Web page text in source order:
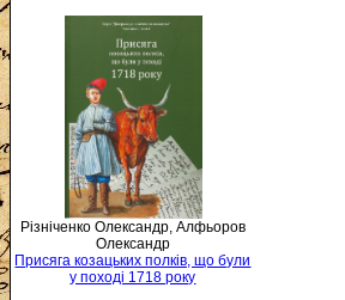
Різніченко Олександр, Алфьоров
Олександр
Присяга козацьких полків, що були
у поході 1718 року